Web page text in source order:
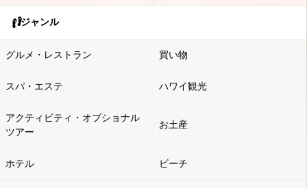
ジャンル
グルメ・レストラン 買い物
スパ・エステ ハワイ観光
アクティビティ・オプショナル
ツアー
お土産
ホテル ビーチ